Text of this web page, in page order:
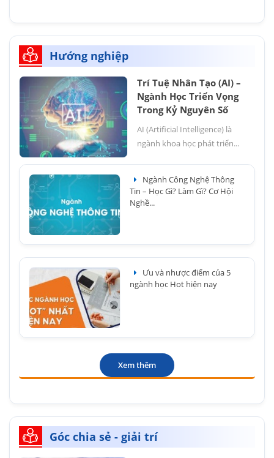
Hướng nghiệp
Trí Tuệ Nhân Tạo (AI) –
Ngành Học Triển Vọng
Trong Kỷ Nguyên Số
AI (Artificial Intelligence) là
ngành khoa học phát triển...
Ngành Công Nghệ Thông
Tin – Học Gì? Làm Gì? Cơ Hội
Nghề...
Ưu và nhược điểm của 5
ngành học Hot hiện nay
Xem thêm
Góc chia sẻ - giải trí